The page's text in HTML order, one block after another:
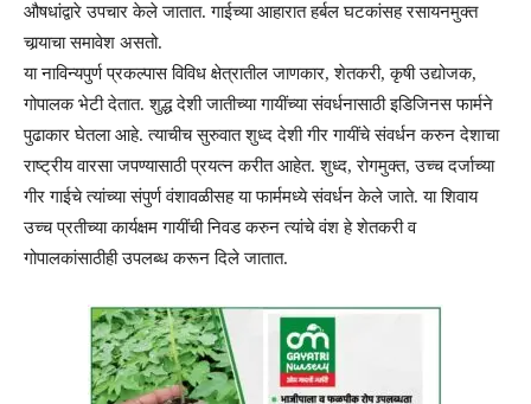
औषधांद्वारे उपचार केले जातात. गाईच्या आहारात हर्बल घटकांसह रसायनमुक्त
चार्‍याचा समावेश असतो.
या नाविन्यपुर्ण प्रकल्पास विविध क्षेत्रातील जाणकार, शेतकरी, कृषी उद्योजक,
गोपालक भेटी देतात. शुद्ध देशी जातीच्या गायींच्या संवर्धनासाठी इडिजिनस फार्मने
पुढाकार घेतला आहे. त्याचीच सुरुवात शुध्द देशी गीर गायींचे संवर्धन करुन देशाचा
राष्ट्रीय वारसा जपण्यासाठी प्रयत्न करीत आहेत. शुध्द, रोगमुक्त, उच्च दर्जाच्या
गीर गाईचे त्यांच्या संपुर्ण वंशावळीसह या फार्ममध्ये संवर्धन केले जाते. या शिवाय
उच्च प्रतीच्या कार्यक्षम गायींची निवड करुन त्यांचे वंश हे शेतकरी व
गोपालकांसाठीही उपलब्ध करून दिले जातात.